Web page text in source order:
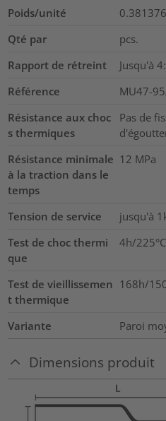
Poids/unité
0.381376
Qté par
pcs.
Rapport de rétreint
Jusqu'à
Référence
MU47-
Résistance aux choc
s thermiques
Pas de
Résistance minimale
à la traction dans le
temps
12 MPa
Tension de service
jusqu'à
Test de choc thermi
que
4h/225°C
Test de vieillissemen
t thermique
168h/
Variante Paroi
Dimensions produit